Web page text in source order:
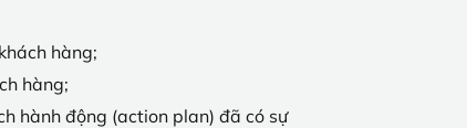
hàng;
hàng;
hành động (action plan) đã có sự